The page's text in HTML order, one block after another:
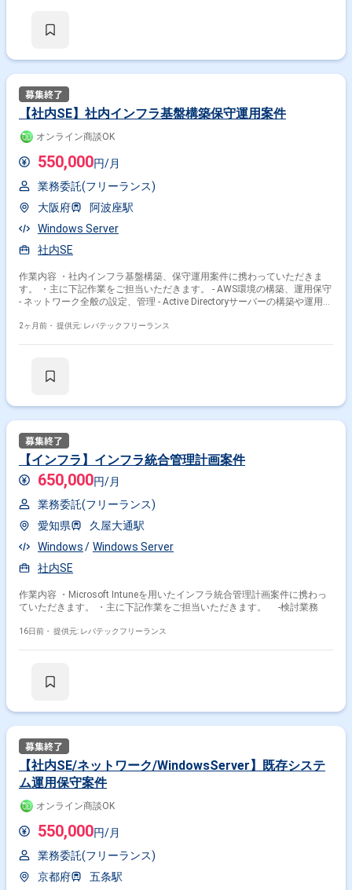
【社内SE】社内インフラ基盤構築保守運用案件
オンライン商談OK
550,000円/月
業務委託(フリーランス)
大阪府
阿波座駅
Windows Server
社内SE
作業内容 ・社内インフラ基盤構築、保守運用案件に携わっていただきま
す。 ・主に下記作業をご担当いただきます。 - AWS環境の構築、運用保守
- ネットワーク全般の設定、管理 - Active Directoryサーバーの構築や運用管
2ヶ月前・ 提供元: レバテックフリーランス
【インフラ】インフラ統合管理計画案件
650,000円/月
業務委託(フリーランス)
愛知県
久屋大通駅
Windows
Windows Server
社内SE
作業内容 ・Microsoft Intuneを用いたインフラ統合管理計画案件に携わっ
ていただきます。 ・主に下記作業をご担当いただきます。 ‐検討業務
16日前・ 提供元: レバテックフリーランス
【社内SE/ネットワーク/WindowsServer】既存システ
ム運用保守案件
オンライン商談OK
550,000円/月
業務委託(フリーランス)
京都府
五条駅